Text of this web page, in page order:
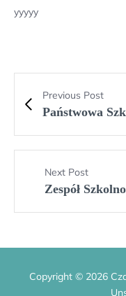
yyyyy
Previous Post
Państwowa
Next Post
Zespół
Copyright © 2026